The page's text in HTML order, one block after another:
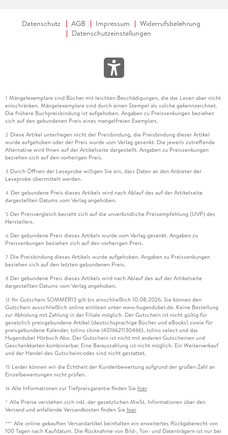
Datenschutz AGB Impressum
Widerrufsbelehrung
Datenschutzeinstellungen
1 Mängelexemplare sind Bücher mit leichten Beschädigungen, die das Lesen aber nicht
einschränken. Mängelexemplare sind durch einen Stempel als solche gekennzeichnet.
Die frühere Buchpreisbindung ist aufgehoben. Angaben zu Preissenkungen beziehen
sich auf den gebundenen Preis eines mangelfreien Exemplars.
2 Diese Artikel unterliegen nicht der Preisbindung, die Preisbindung dieser Artikel
wurde aufgehoben oder der Preis wurde vom Verlag gesenkt. Die jeweils zutreffende
Alternative wird Ihnen auf der Artikelseite dargestellt. Angaben zu Preissenkungen
beziehen sich auf den vorherigen Preis.
3 Durch Öffnen der Leseprobe willigen Sie ein, dass Daten an den Anbieter der
Leseprobe übermittelt werden.
4 Der gebundene Preis dieses Artikels wird nach Ablauf des auf der Artikelseite
dargestellten Datums vom Verlag angehoben.
5 Der Preisvergleich bezieht sich auf die unverbindliche Preisempfehlung (UVP) des
Herstellers.
6 Der gebundene Preis dieses Artikels wurde vom Verlag gesenkt. Angaben zu
Preissenkungen beziehen sich auf den vorherigen Preis.
7 Die Preisbindung dieses Artikels wurde aufgehoben. Angaben zu Preissenkungen
beziehen sich auf den letzten gebundenen Preis.
8 Der gebundene Preis dieses Artikels wird nach Ablauf des auf der Artikelseite
dargestellten Datums vom Verlag angehoben.
12 Ihr Gutschein SOMMER13 gilt bis einschließlich 10.08.2026. Sie können den
Gutschein ausschließlich online einlösen unter www.hugendubel.de. Keine Bestellung
zur Abholung mit Zahlung in der Filiale möglich. Der Gutschein ist nicht gültig für
gesetzlich preisgebundene Artikel (deutschsprachige Bücher und eBooks) sowie für
preisgebundene Kalender, tolino shine (4016621130466), tolino select und das
Hugendubel Hörbuch Abo. Der Gutschein ist nicht mit anderen Gutscheinen und
Geschenkkarten kombinierbar. Eine Barauszahlung ist nicht möglich. Ein Weiterverkauf
und der Handel des Gutscheincodes sind nicht gestattet.
15 Leider können wir die Echtheit der Kundenbewertung aufgrund der großen Zahl an
Einzelbewertungen nicht prüfen.
16 Alle Informationen zur Tiefpreisgarantie finden Sie hier
* Alle Preise verstehen sich inkl. der gesetzlichen MwSt. Informationen über den
Versand und anfallende Versandkosten finden Sie hier
*** Alle online gekauften Versandartikel beinhalten ein erweitertes Rückgaberecht von
100 Tagen nach Kaufdatum. Die Rücknahme von Bild-, Ton- und Datenträgern ist nur bei